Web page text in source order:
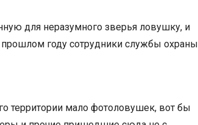
для неразумного зверья ловушку, и
году сотрудники службы охраны
территории мало фотоловушек, вот бы